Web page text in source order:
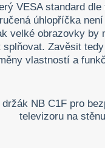
VESA standard
úhlopříčka
velké obrazovky by
splňovat. Zavěsit
vlastností a